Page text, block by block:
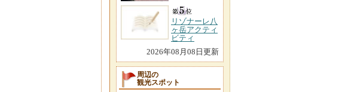
リゾナーレ八
ヶ岳アクティ
ビティ
2026年08月08日更新
周辺の
観光スポット